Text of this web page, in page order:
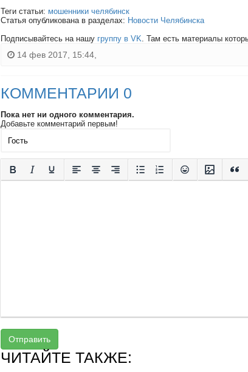
Теги статьи: мошенники челябинск
Статья опубликована в разделах: Новости Челябинска
Подписывайтесь на нашу группу в VK. Там есть материалы
14 фев 2017, 15:44,
КОММЕНТАРИИ 0
Пока нет ни одного комментария.
Добавьте комментарий первым!
Отправить
ЧИТАЙТЕ ТАКЖЕ: